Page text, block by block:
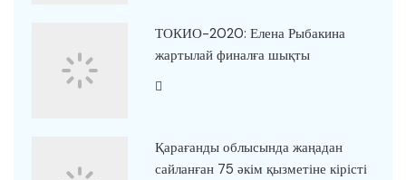
ТОКИО-2020: Елена Рыбакина
жартылай финалға шықты
Қарағанды облысында жаңадан
сайланған 75 әкім қызметіне кірісті